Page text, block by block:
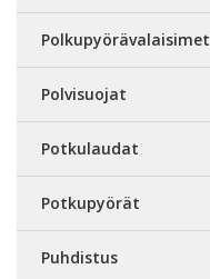
Polkupyörävalaisimet
Polvisuojat
Potkulaudat
Potkupyörät
Puhdistus